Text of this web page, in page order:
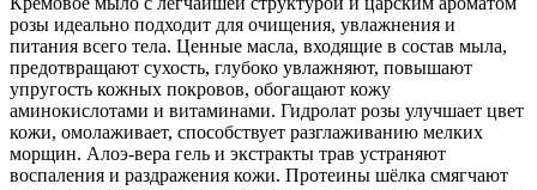
розы идеально подходит для очищения, увлажнения и
питания всего тела. Ценные масла, входящие в состав мыла,
предотвращают сухость, глубоко увлажняют, повышают
упругость кожных покровов, обогащают кожу
аминокислотами и витаминами. Гидролат розы улучшает цвет
кожи, омолаживает, способствует разглаживанию мелких
морщин. Алоэ-вера гель и экстракты трав устраняют
воспаления и раздражения кожи. Протеины шёлка смягчают